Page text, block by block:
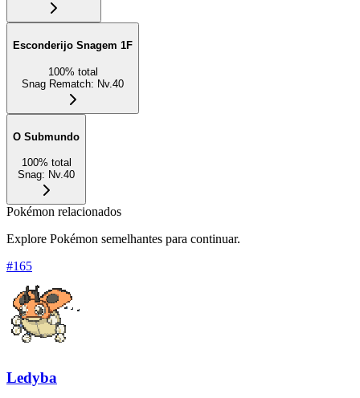
Esconderijo Snagem 1F
100% total
Snag Rematch: Nv.40
O Submundo
100% total
Snag: Nv.40
Pokémon relacionados
Explore Pokémon semelhantes para continuar.
#165
Ledyba